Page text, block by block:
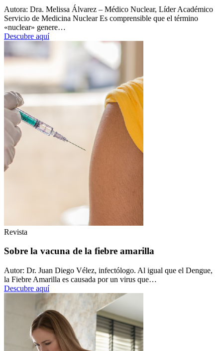
Autora: Dra. Melissa Álvarez – Médico Nuclear, Líder Académico
Servicio de Medicina Nuclear Es comprensible que el término
«nuclear» genere…
Descubre aquí
Revista
Sobre la vacuna de la fiebre amarilla
Autor: Dr. Juan Diego Vélez, infectólogo. Al igual que el Dengue,
la Fiebre Amarilla es causada por un virus que…
Descubre aquí